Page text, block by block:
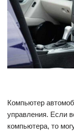
Компьютер
управления. Если
компьютера, то